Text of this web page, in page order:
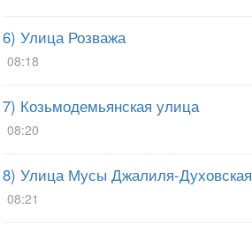
6) Улица Розважа
08:18
7) Козьмодемьянская улица
08:20
8) Улица Мусы Джалиля-Духовская
08:21